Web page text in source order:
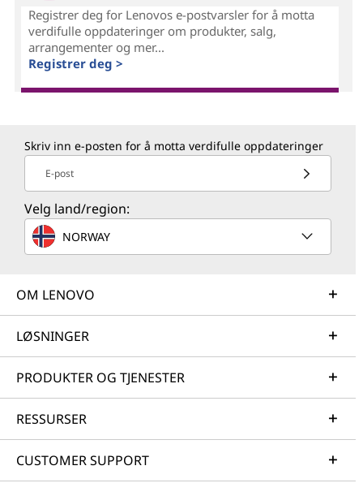
Registrer deg for Lenovos e-postvarsler for å motta
verdifulle oppdateringer om produkter, salg,
arrangementer og mer...
Registrer deg >
Skriv inn e-posten for å motta verdifulle oppdateringer
E-post
Velg land/region:
NORWAY
OM LENOVO
LØSNINGER
PRODUKTER OG TJENESTER
RESSURSER
CUSTOMER SUPPORT